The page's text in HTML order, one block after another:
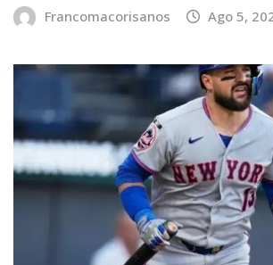
Francomacorisanos Ago 5,